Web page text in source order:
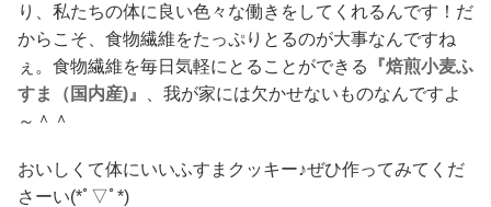
り、私たちの体に良い色々な働きをしてくれるんです！だ
からこそ、食物繊維をたっぷりとるのが大事なんですね
ぇ。食物繊維を毎日気軽にとることができる
『焙煎小麦ふ
すま（国内産)』
、我が家には欠かせないものなんですよ
～＾＾
おいしくて体にいいふすまクッキー♪ぜひ作ってみてくだ
さーい(*ﾟ▽ﾟ*)